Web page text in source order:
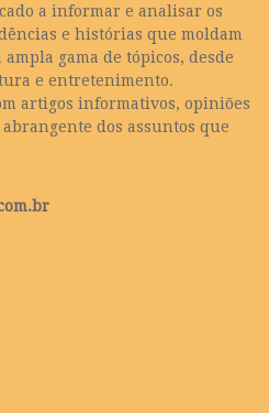
a informar e analisar os
e histórias que moldam
gama de tópicos, desde
e entretenimento.
artigos informativos, opiniões
dos assuntos que